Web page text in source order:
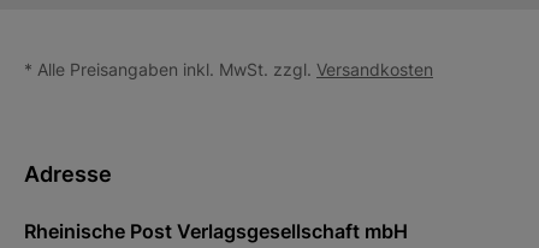
* Alle Preisangaben inkl. MwSt. zzgl. Versandkosten
Adresse
Rheinische Post Verlagsgesellschaft mbH